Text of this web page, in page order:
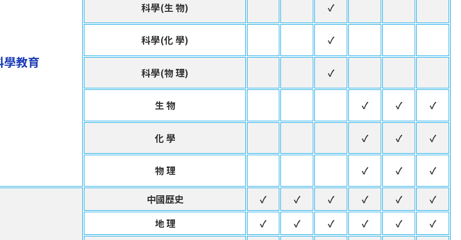
學教育
科學(生 物) ✓
科學(化 學) ✓
科學(物 理) ✓
生 物 ✓ ✓ ✓
化 學 ✓ ✓ ✓
物 理 ✓ ✓ ✓
中國歷史 ✓ ✓ ✓ ✓ ✓
✓
地 理
✓ ✓ ✓ ✓ ✓
✓